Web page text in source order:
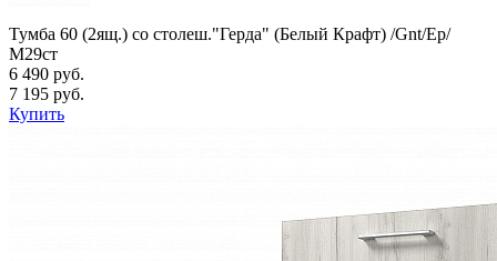
Тумба 60 (2ящ.) со столеш."Герда" (Белый Крафт) /Gnt/Ep/
М29ст
6 490 руб.
7 195 руб.
Купить